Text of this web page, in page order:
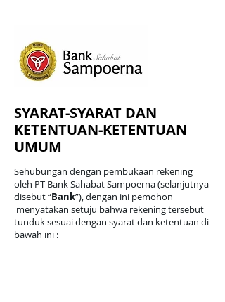
SYARAT-SYARAT DAN
KETENTUAN-KETENTUAN
UMUM
Sehubungan dengan pembukaan rekening
oleh PT Bank Sahabat Sampoerna (selanjutnya
disebut “Bank”), dengan ini pemohon
menyatakan setuju bahwa rekening tersebut
tunduk sesuai dengan syarat dan ketentuan di
bawah ini :